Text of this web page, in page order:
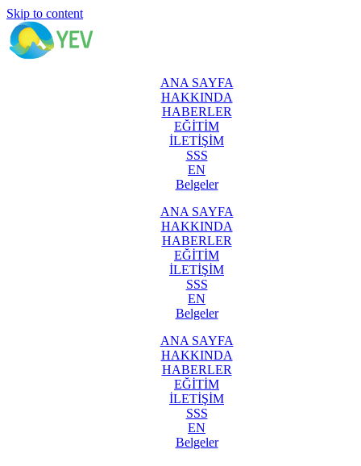
Skip to content
ANA SAYFA
HAKKINDA
HABERLER
EĞİTİM
İLETİŞİM
SSS
EN
Belgeler
ANA SAYFA
HAKKINDA
HABERLER
EĞİTİM
İLETİŞİM
SSS
EN
Belgeler
ANA SAYFA
HAKKINDA
HABERLER
EĞİTİM
İLETİŞİM
SSS
EN
Belgeler